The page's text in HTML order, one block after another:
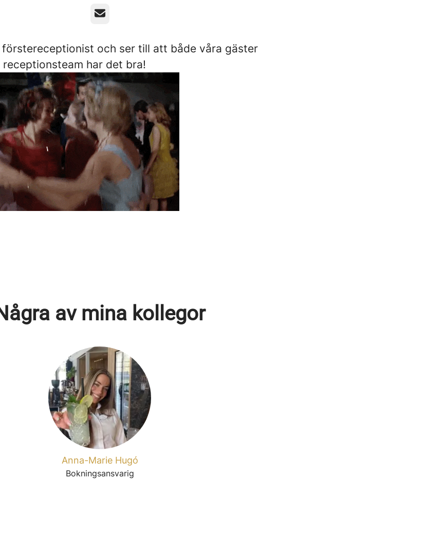
E-post
förstereceptionist och ser till att både våra gäster
har det bra!
av mina kollegor
Anna-Marie Hugó
Bokningsansvarig